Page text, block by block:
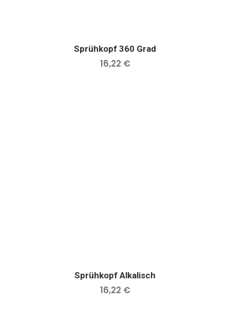
IN DEN WARENKORB
Sprühkopf 360 Grad
16,22 €
IN DEN WARENKORB
Sprühkopf Alkalisch
16,22 €